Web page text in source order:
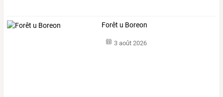
Forêt u Boreon
3 août 2026